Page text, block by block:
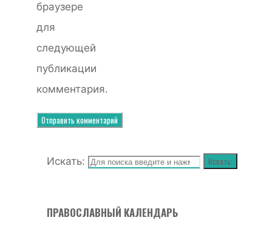
браузере
для
следующей
публикации
комментария.
Искать: Искать:
ПРАВОСЛАВНЫЙ КАЛЕНДАРЬ